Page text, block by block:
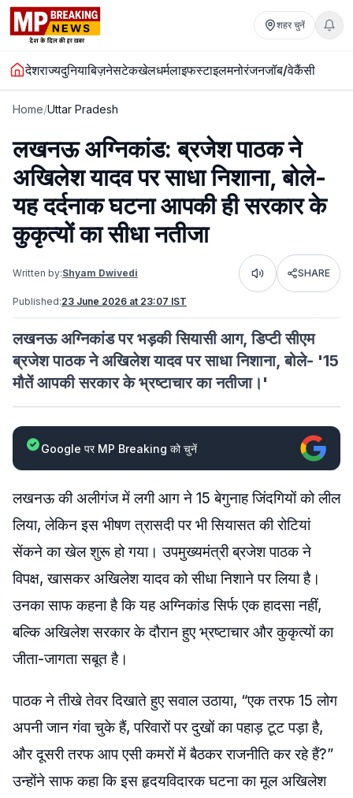
शहर चुनें
देशराज्यदुनियाबिज़नेसटेकखेलधर्मलाइफस्टाइलमनोरंजनजॉब/वेकैंसी
Home/Uttar Pradesh
लखनऊ अग्निकांड: ब्रजेश पाठक ने
अखिलेश यादव पर साधा निशाना, बोले-
यह दर्दनाक घटना आपकी ही सरकार के
कुकृत्यों का सीधा नतीजा
Written by:Shyam Dwivedi Listen SHARE
Published:23 June 2026 at 23:07 IST
लखनऊ अग्निकांड पर भड़की सियासी आग, डिप्टी सीएम
ब्रजेश पाठक ने अखिलेश यादव पर साधा निशाना, बोले- '15
मौतें आपकी सरकार के भ्रष्टाचार का नतीजा।'
Google पर MP Breaking को चुनें
लखनऊ की अलीगंज में लगी आग ने 15 बेगुनाह जिंदगियों को लील
लिया, लेकिन इस भीषण त्रासदी पर भी सियासत की रोटियां
सेंकने का खेल शुरू हो गया। उपमुख्यमंत्री ब्रजेश पाठक ने
विपक्ष, खासकर अखिलेश यादव को सीधा निशाने पर लिया है।
उनका साफ कहना है कि यह अग्निकांड सिर्फ एक हादसा नहीं,
बल्कि अखिलेश सरकार के दौरान हुए भ्रष्टाचार और कुकृत्यों का
जीता-जागता सबूत है।
पाठक ने तीखे तेवर दिखाते हुए सवाल उठाया, “एक तरफ 15 लोग
अपनी जान गंवा चुके हैं, परिवारों पर दुखों का पहाड़ टूट पड़ा है,
और दूसरी तरफ आप एसी कमरों में बैठकर राजनीति कर रहे हैं?”
उन्होंने साफ कहा कि इस हृदयविदारक घटना का मूल अखिलेश